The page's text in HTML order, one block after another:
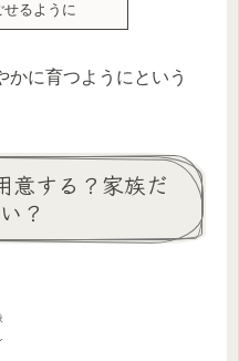
せるように
かに育つようにという
意する？家族だ
？